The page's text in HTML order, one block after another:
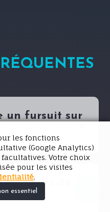
un fursuit sur
plans de
les fonctions
(Google Analytics)
Votre choix
pour les visites
.
essentiel